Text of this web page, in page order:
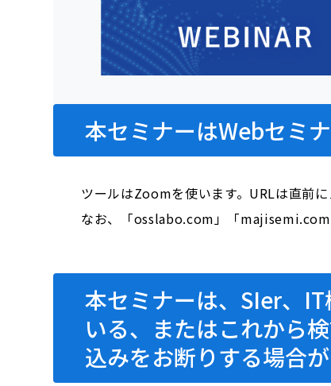
本セミナーはWebセミ
ツールはZoomを使います。URLは直前に
なお、「osslabo.com」「majisemi.com
本セミナーは、SIer、
いる、またはこれから
込みをお断りする場合